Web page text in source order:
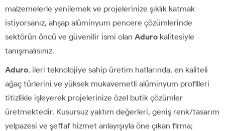
malzemelerle yenilemek ve projelerinize şıklık katmak
istiyorsanız, ahşap alüminyum pencere çözümlerinde
sektörün öncü ve güvenilir ismi olan Aduro kalitesiyle
tanışmalısınız.
Aduro, ileri teknolojiye sahip üretim hatlarında, en kaliteli
ağaç türlerini ve yüksek mukavemetli alüminyum profilleri
titizlikle işleyerek projelerinize özel butik çözümler
üretmektedir. Kusursuz yalıtım değerleri, geniş renk/tasarım
yelpazesi ve şeffaf hizmet anlayışıyla öne çıkan firma;